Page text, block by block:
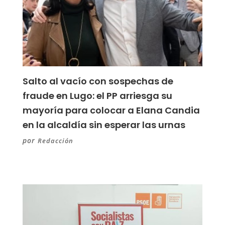
Salto al vacío con sospechas de
fraude en Lugo: el PP arriesga su
mayoría para colocar a Elana Candia
en la alcaldía sin esperar las urnas
por Redacción